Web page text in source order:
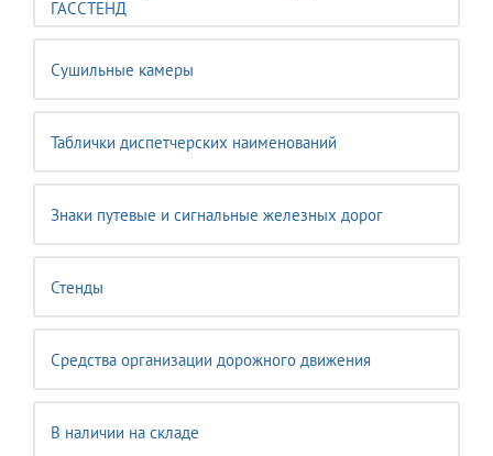
ГАССТЕНД
Сушильные камеры
Таблички диспетчерских наименований
Знаки путевые и сигнальные железных дорог
Стенды
Средства организации дорожного движения
В наличии на складе